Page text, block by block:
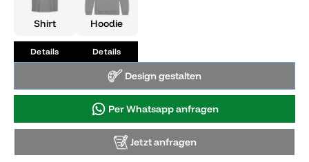
Shirt
Details
Hoodie
Details
Design gestalten
Per Whatsapp anfragen
Jetzt anfragen